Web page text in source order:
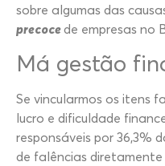
sobre algumas das
precocede empresas no
Má gestão
Se vincularmos os itens
lucro e dificuldade
responsáveis por 36,3%
de falências